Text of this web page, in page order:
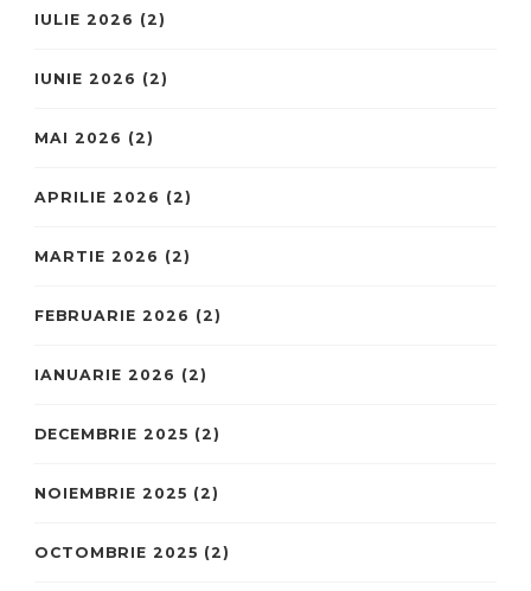
IULIE 2026 (2)
IUNIE 2026 (2)
MAI 2026 (2)
APRILIE 2026 (2)
MARTIE 2026 (2)
FEBRUARIE 2026 (2)
IANUARIE 2026 (2)
DECEMBRIE 2025 (2)
NOIEMBRIE 2025 (2)
OCTOMBRIE 2025 (2)